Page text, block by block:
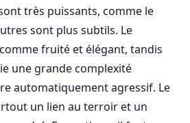
très puissants, comme le
sont plus subtils. Le
fruité et élégant, tandis
une grande complexité
automatiquement agressif. Le
un lien au terroir et un